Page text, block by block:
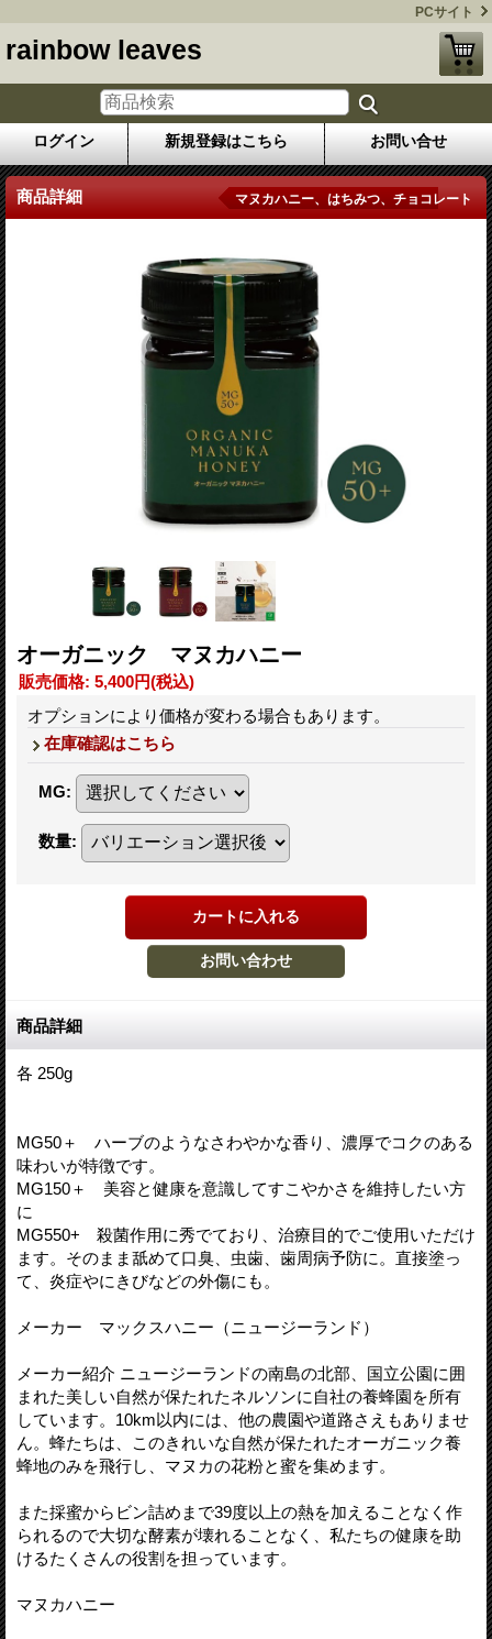
PCサイト
rainbow leaves
ログイン 新規登録はこちら お問い合せ
商品詳細 マヌカハニー、はちみつ、チョコレート
オーガニック マヌカハニー
販売価格: 5,400円(税込)
オプションにより価格が変わる場合もあります。
在庫確認はこちら
MG:
数量:
商品詳細
各 250g
MG50＋ ハーブのようなさわやかな香り、濃厚でコクのある
味わいが特徴です。
MG150＋ 美容と健康を意識してすこやかさを維持したい方
に
MG550+ 殺菌作用に秀でており、治療目的でご使用いただけ
ます。そのまま舐めて口臭、虫歯、歯周病予防に。直接塗っ
て、炎症やにきびなどの外傷にも。
メーカー マックスハニー（ニュージーランド）
メーカー紹介 ニュージーランドの南島の北部、国立公園に囲
まれた美しい自然が保たれたネルソンに自社の養蜂園を所有
しています。10km以内には、他の農園や道路さえもありませ
ん。蜂たちは、このきれいな自然が保たれたオーガニック養
蜂地のみを飛行し、マヌカの花粉と蜜を集めます。
また採蜜からビン詰めまで39度以上の熱を加えることなく作
られるので大切な酵素が壊れることなく、私たちの健康を助
けるたくさんの役割を担っています。
マヌカハニー